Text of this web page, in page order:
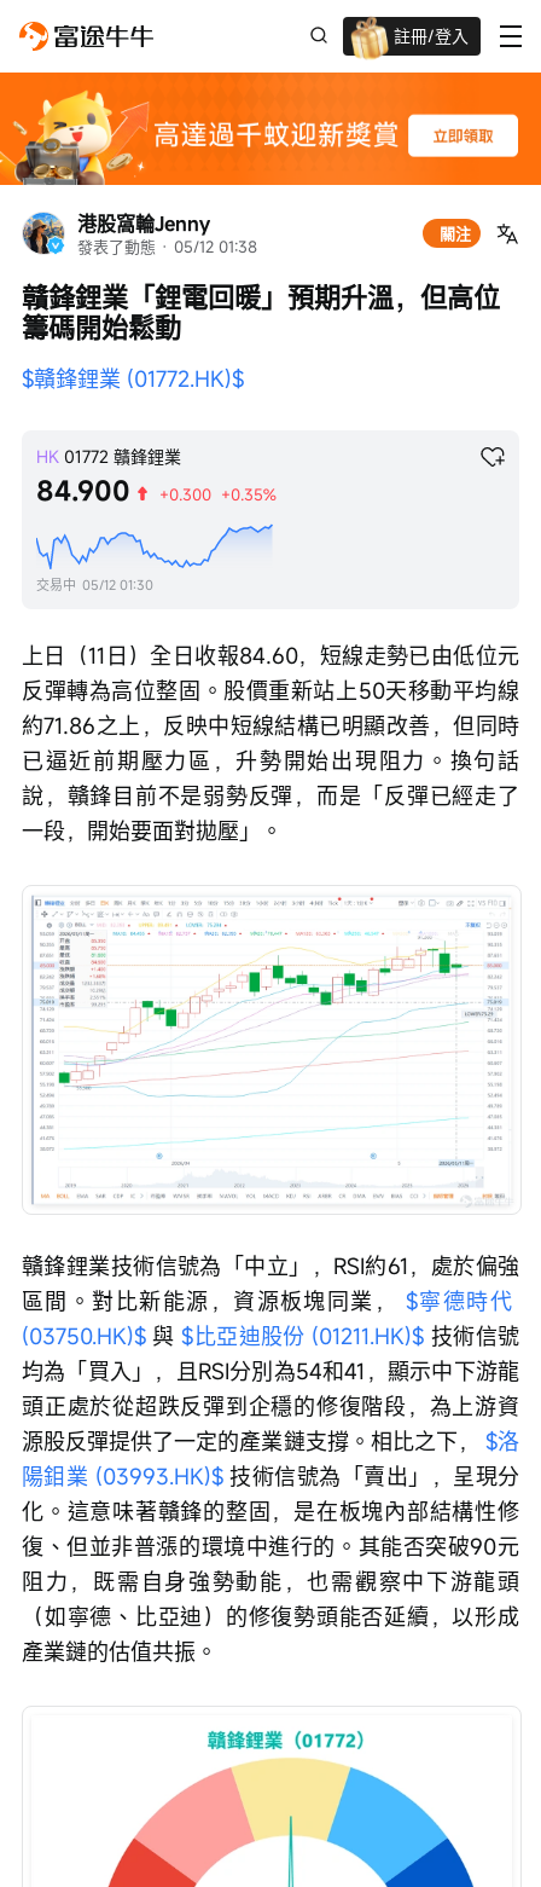
註冊/登入
迎新驚喜賞 股票/BTC等任你揀!
港股窩輪Jenny
發表了動態 · 05/12 01:38
關注
贛鋒鋰業「鋰電回暖」預期升溫，但高位
籌碼開始鬆動
$贛鋒鋰業 (01772.HK)$
HK 01772 贛鋒鋰業
84.900 +0.300 +0.35%
交易中 05/12 01:30
上日（11日）全日收報84.60，短線走勢已由低位元
反彈轉為高位整固。股價重新站上50天移動平均線
約71.86之上，反映中短線結構已明顯改善，但同時
已逼近前期壓力區，升勢開始出現阻力。換句話
說，贛鋒目前不是弱勢反彈，而是「反彈已經走了
一段，開始要面對拋壓」。
贛鋒鋰業技術信號為「中立」，RSI約61，處於偏強
區間。對比新能源，資源板塊同業， $寧德時代
(03750.HK)$ 與 $比亞迪股份 (01211.HK)$ 技術信號
均為「買入」，且RSI分別為54和41，顯示中下游龍
頭正處於從超跌反彈到企穩的修復階段，為上游資
源股反彈提供了一定的產業鏈支撐。相比之下， $洛
陽鉬業 (03993.HK)$ 技術信號為「賣出」，呈現分
化。這意味著贛鋒的整固，是在板塊內部結構性修
復、但並非普漲的環境中進行的。其能否突破90元
阻力，既需自身強勢動能，也需觀察中下游龍頭
（如寧德、比亞迪）的修復勢頭能否延續，以形成
產業鏈的估值共振。